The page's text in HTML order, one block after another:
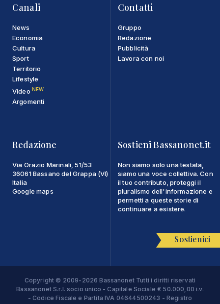
Canali
News
Economia
Cultura
Sport
Territorio
Lifestyle
Video NEW
Argomenti
Contatti
Gruppo
Redazione
Pubblicità
Lavora con noi
Redazione
Via Orazio Marinali, 51/53
36061 Bassano del Grappa (VI)
Italia
Google maps
Sostieni Bassanonet.it
Non siamo solo una testata,
siamo una voce collettiva. Con
il tuo contributo, proteggi il
pluralismo dell'informazione e
permetti a queste storie di
continuare a esistere.
Sostienici
Copyright © 2009-2026 Bassanonet Tutti i diritti riservati
Bassanonet S.r.l. socio unico - Capitale Sociale € 50.000,00 i.v.
- Codice Fiscale e Partita IVA 04644500243 - Registro